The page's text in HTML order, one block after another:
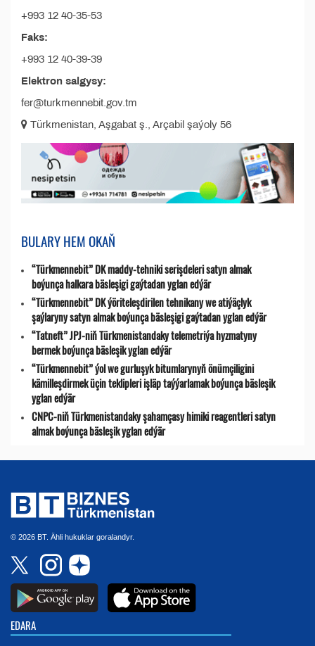
+993 12 40-35-53
Faks:
+993 12 40-39-39
Elektron salgysy:
fer@turkmennebit.gov.tm
Türkmenistan, Aşgabat ş., Arçabil şaýoly 56
BULARY HEM OKAŇ
“Türkmennebit” DK maddy-tehniki serişdeleri satyn almak
boýunça halkara bäsleşigi gaýtadan yglan edýär
“Türkmennebit” DK ýöriteleşdirilen tehnikany we atiýäçlyk
şaýlaryny satyn almak boýunça bäsleşigi gaýtadan yglan edýär
“Tatneft” JPJ-niň Türkmenistandaky telemetriýa hyzmatyny
bermek boýunça bäsleşik yglan edýär
“Türkmennebit” ýol we gurluşyk bitumlarynyň önümçiligini
kämilleşdirmek üçin teklipleri işläp taýýarlamak boýunça bäsleşik
yglan edýär
CNPC-niň Türkmenistandaky şahamçasy himiki reagentleri satyn
almak boýunça bäsleşik yglan edýär
© 2026 BT. Ähli hukuklar goralandyr.
EDARA